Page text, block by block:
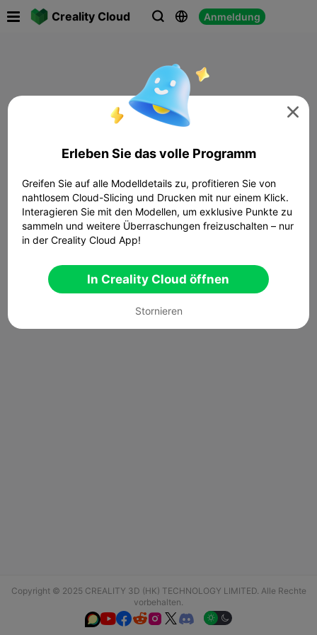
Creality Cloud   Anmeldung
Copyright © 2025 CREALITY 3D (HK) TECHNOLOGY LIMITED. Alle Rechte
vorbehalten.
  

Erleben Sie das volle Programm
Greifen Sie auf alle Modelldetails zu, profitieren Sie von
nahtlosem Cloud-Slicing und Drucken mit nur einem Klick.
Interagieren Sie mit den Modellen, um exklusive Punkte zu
sammeln und weitere Überraschungen freizuschalten – nur
in der Creality Cloud App!
In Creality Cloud öffnen
Stornieren